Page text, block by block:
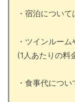
・宿泊について
・ツインルー
(1人あたりの料
・食事代につい